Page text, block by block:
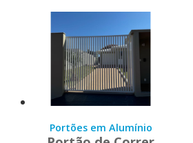
Portões em Alumínio